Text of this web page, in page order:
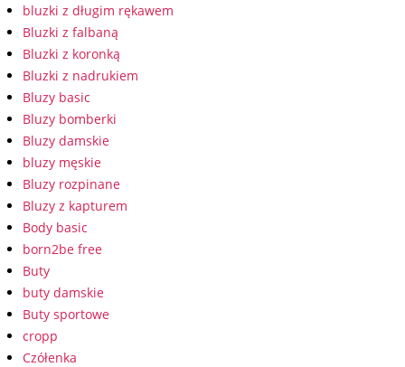
bluzki z długim rękawem
Bluzki z falbaną
Bluzki z koronką
Bluzki z nadrukiem
Bluzy basic
Bluzy bomberki
Bluzy damskie
bluzy męskie
Bluzy rozpinane
Bluzy z kapturem
Body basic
born2be free
Buty
buty damskie
Buty sportowe
cropp
Czółenka